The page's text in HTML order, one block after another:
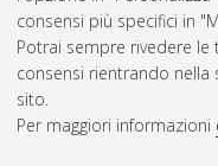
consensi più specifici in
Potrai sempre rivedere
consensi rientrando
sito.
Per maggiori informazioni
Rss 1.0
Rss 2.0
AMS Laurea